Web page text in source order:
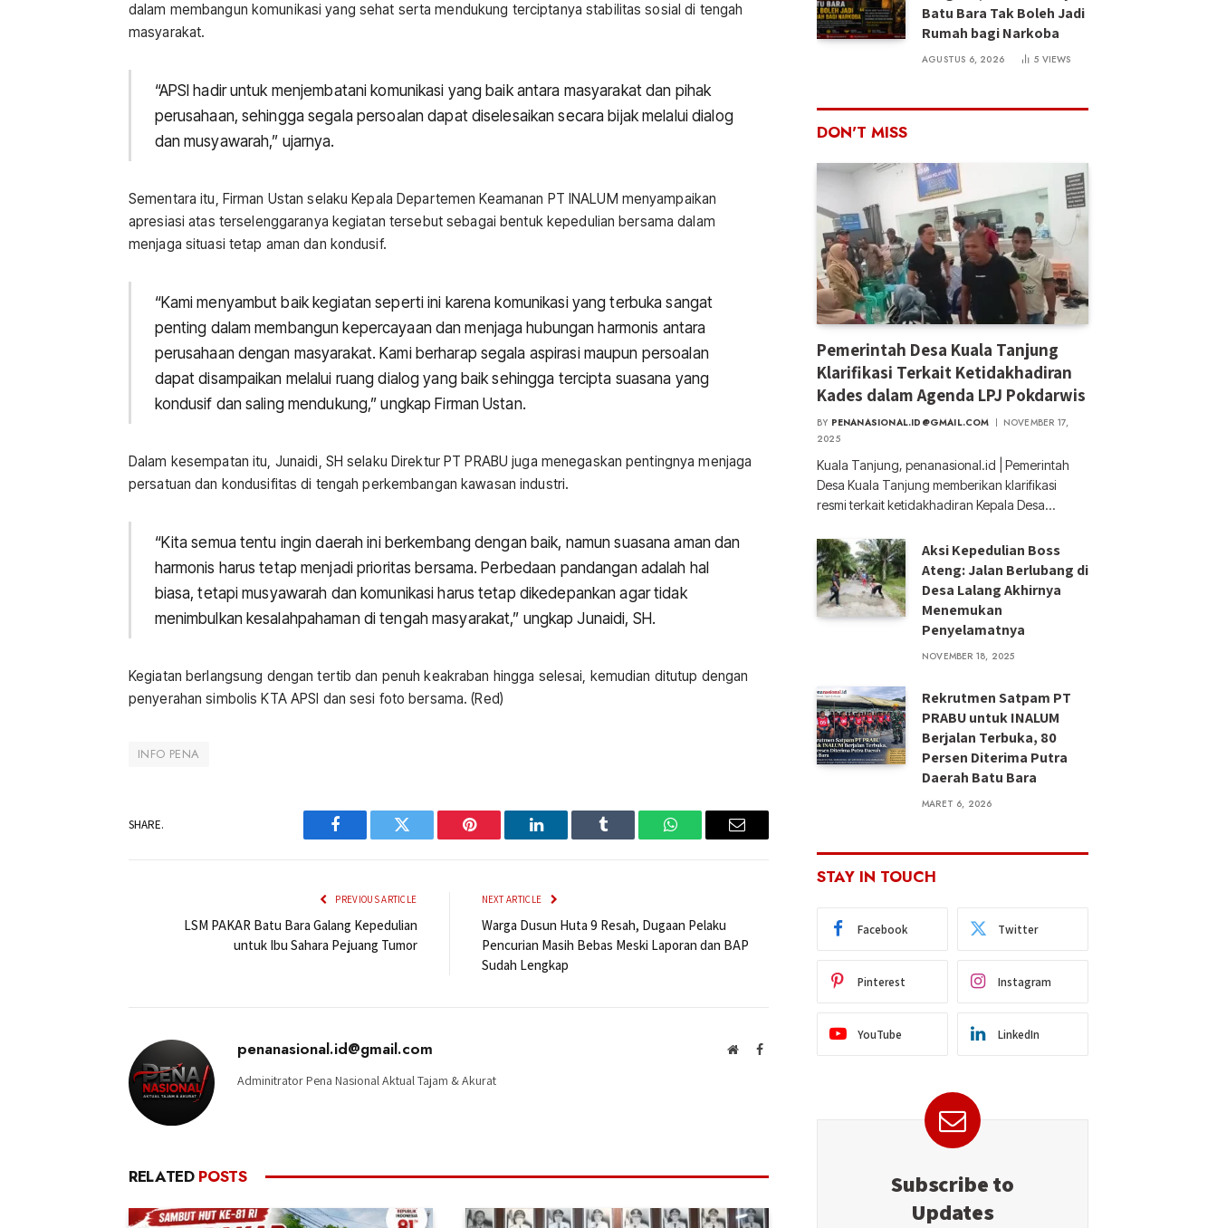
dalam membangun komunikasi yang sehat serta mendukung terciptanya stabilitas sosial di tengah
masyarakat.
“APSI hadir untuk menjembatani komunikasi yang baik antara masyarakat dan pihak
perusahaan, sehingga segala persoalan dapat diselesaikan secara bijak melalui dialog
dan musyawarah,” ujarnya.
Sementara itu, Firman Ustan selaku Kepala Departemen Keamanan PT INALUM menyampaikan
apresiasi atas terselenggaranya kegiatan tersebut sebagai bentuk kepedulian bersama dalam
menjaga situasi tetap aman dan kondusif.
“Kami menyambut baik kegiatan seperti ini karena komunikasi yang terbuka sangat
penting dalam membangun kepercayaan dan menjaga hubungan harmonis antara
perusahaan dengan masyarakat. Kami berharap segala aspirasi maupun persoalan
dapat disampaikan melalui ruang dialog yang baik sehingga tercipta suasana yang
kondusif dan saling mendukung,” ungkap Firman Ustan.
Dalam kesempatan itu, Junaidi, SH selaku Direktur PT PRABU juga menegaskan pentingnya menjaga
persatuan dan kondusifitas di tengah perkembangan kawasan industri.
“Kita semua tentu ingin daerah ini berkembang dengan baik, namun suasana aman dan
harmonis harus tetap menjadi prioritas bersama. Perbedaan pandangan adalah hal
biasa, tetapi musyawarah dan komunikasi harus tetap dikedepankan agar tidak
menimbulkan kesalahpahaman di tengah masyarakat,” ungkap Junaidi, SH.
Kegiatan berlangsung dengan tertib dan penuh keakraban hingga selesai, kemudian ditutup dengan
penyerahan simbolis KTA APSI dan sesi foto bersama. (Red)
INFO PENA
SHARE.
Facebook Twitter Pinterest LinkedIn Tumblr WhatsAppEmail
PREVIOUS ARTICLE
LSM PAKAR Batu Bara Galang Kepedulian
untuk Ibu Sahara Pejuang Tumor
NEXT ARTICLE
Warga Dusun Huta 9 Resah, Dugaan Pelaku
Pencurian Masih Bebas Meski Laporan dan BAP
Sudah Lengkap
penanasional.id@gmail.com WebsiteFacebook
Adminitrator Pena Nasional Aktual Tajam & Akurat
RELATED POSTS
Batu Bara Tak Boleh Jadi
Rumah bagi Narkoba
AGUSTUS 6, 2026 5 VIEWS
DON'T MISS
Pemerintah Desa Kuala Tanjung
Klarifikasi Terkait Ketidakhadiran
Kades dalam Agenda LPJ Pokdarwis
BY PENANASIONAL.ID@GMAIL.COM
NOVEMBER 17,
2025
Kuala Tanjung, penanasional.id | Pemerintah
Desa Kuala Tanjung memberikan klarifikasi
resmi terkait ketidakhadiran Kepala Desa…
Aksi Kepedulian Boss
Ateng: Jalan Berlubang di
Desa Lalang Akhirnya
Menemukan
Penyelamatnya
NOVEMBER 18, 2025
Rekrutmen Satpam PT
PRABU untuk INALUM
Berjalan Terbuka, 80
Persen Diterima Putra
Daerah Batu Bara
MARET 6, 2026
STAY IN TOUCH
Facebook Twitter
Pinterest Instagram
YouTube LinkedIn
Subscribe to
Updates